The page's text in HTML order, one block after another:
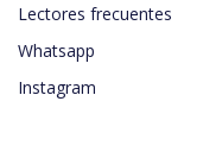
Lectores frecuentes
Whatsapp
Instagram